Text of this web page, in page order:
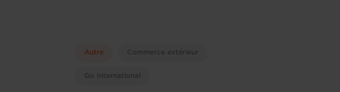
Autre Commerce extérieur
Go International